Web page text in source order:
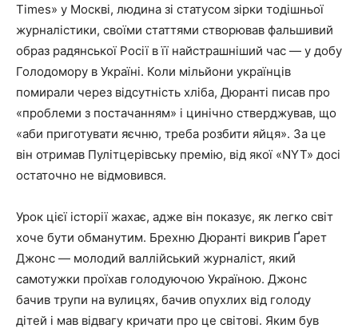
Times» у Москві, людина зі статусом зірки тодішньої
журналістики, своїми статтями створював фальшивий
образ радянської Росії в її найстрашніший час — у добу
Голодомору в Україні. Коли мільйони українців
помирали через відсутність хліба, Дюранті писав про
«проблеми з постачанням» і цинічно стверджував, що
«аби приготувати яєчню, треба розбити яйця». За це
він отримав Пулітцерівську премію, від якої «NYT» досі
остаточно не відмовився.
Урок цієї історії жахає, адже він показує, як легко світ
хоче бути обманутим. Брехню Дюранті викрив Ґарет
Джонс — молодий валлійський журналіст, який
самотужки проїхав голодуючою Україною. Джонс
бачив трупи на вулицях, бачив опухлих від голоду
дітей і мав відвагу кричати про це світові. Яким був